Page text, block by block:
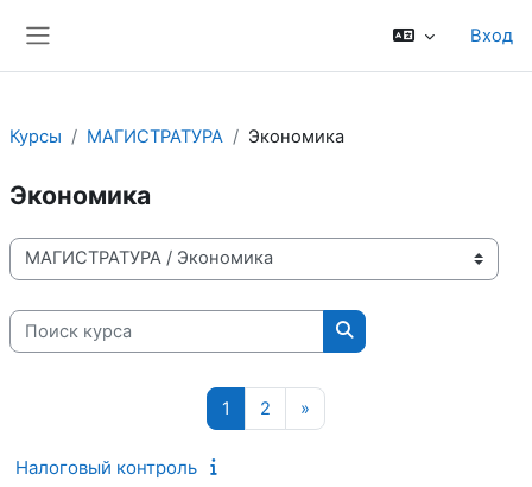
Вход
Курсы МАГИСТРАТУРА Экономика
Экономика
Категории курсов
Поиск курса
Поиск курса
1 Страница 1
2 Страница 2
»
Налоговый контроль